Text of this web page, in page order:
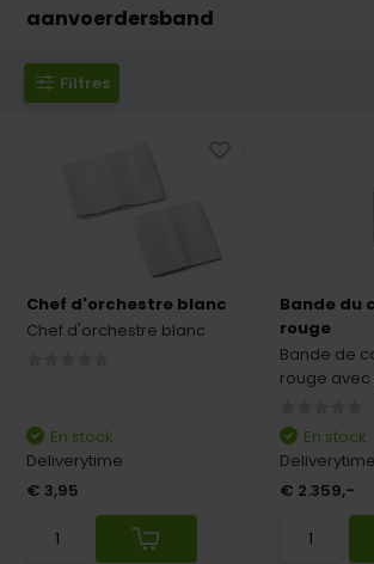
aanvoerdersband
Filtres
Chef d'orchestre blanc
Chef d'orchestre blanc
En stock
Deliverytime
€ 3,95
Bande du
rouge
Bande de
rouge avec
En stock
Deliverytime
€ 2.359,-